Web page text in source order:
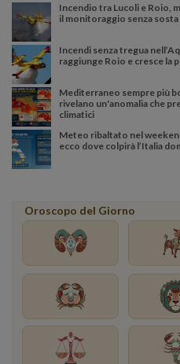
Incendio tra Lucoli e Roio,
il monitoraggio senza
Incendi senza tregua
raggiunge Roio e cresce la
Mediterraneo sempre più
rivelano un'anomalia che
climatici
Meteo ribaltato nel
ecco dove colpirà l’Italia
Oroscopo del Giorno